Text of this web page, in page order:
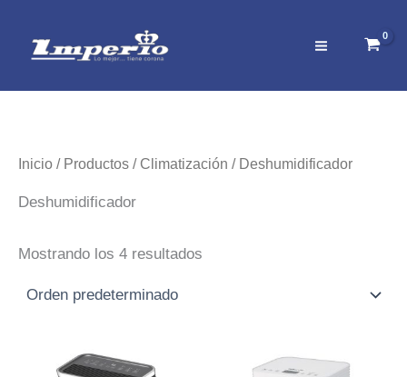
contenido
Inicio / Productos / Climatización / Deshumidificador
Deshumidificador
Mostrando los 4 resultados